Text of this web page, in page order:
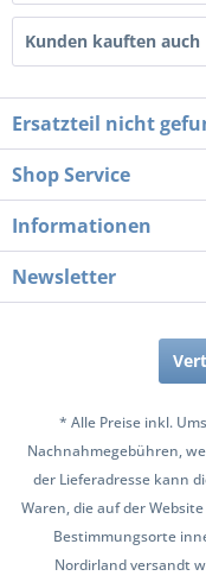
Kunden kauften auch
Ersatzteil nicht
Shop Service
Informationen
Newsletter
* Alle Preise inkl.
Nachnahmegebühren,
der Lieferadresse kann
Waren, die auf der
Bestimmungsorte
Nordirland versandt